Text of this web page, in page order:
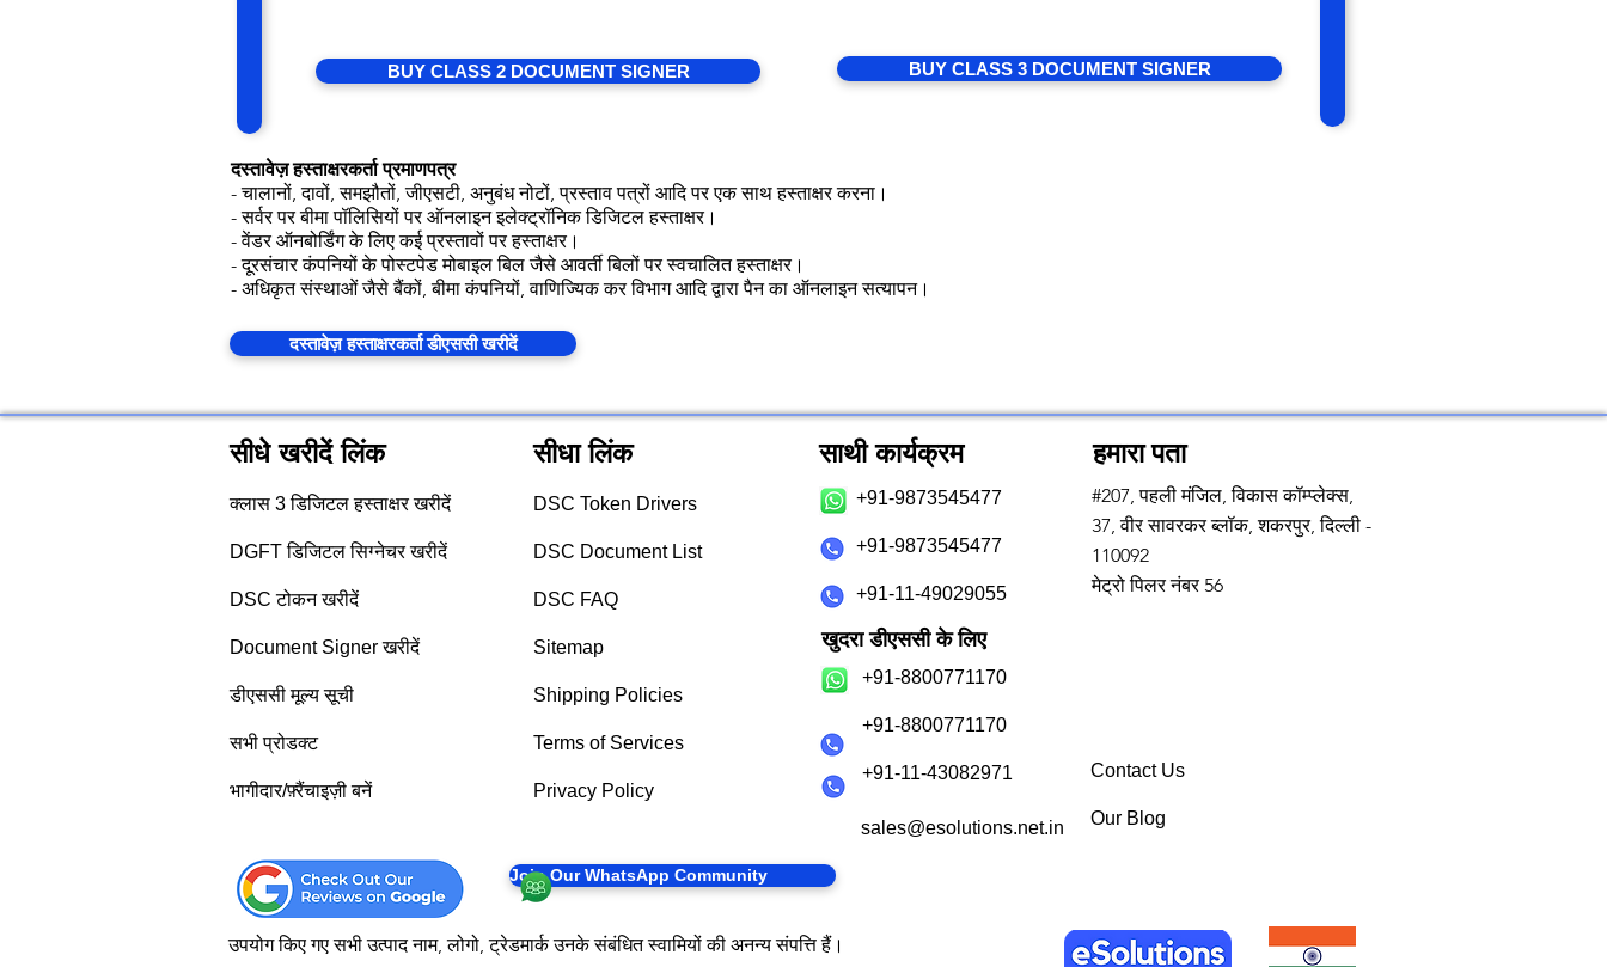
BUY CLASS 2 DOCUMENT SIGNER BUY CLASS 3 DOCUMENT SIGNER
दस्तावेज़ हस्ताक्षरकर्ता प्रमाणपत्र
- चालानों, दावों, समझौतों, जीएसटी, अनुबंध नोटों, प्रस्ताव पत्रों आदि पर एक साथ हस्ताक्षर करना।
- सर्वर पर बीमा पॉलिसियों पर ऑनलाइन इलेक्ट्रॉनिक डिजिटल हस्ताक्षर।
- वेंडर ऑनबोर्डिंग के लिए कई प्रस्तावों पर हस्ताक्षर।
- दूरसंचार कंपनियों के पोस्टपेड मोबाइल बिल जैसे आवर्ती बिलों पर स्वचालित हस्ताक्षर।
- अधिकृत संस्थाओं जैसे बैंकों, बीमा कंपनियों, वाणिज्यिक कर विभाग आदि द्वारा पैन का ऑनलाइन सत्यापन।
दस्तावेज़ हस्ताक्षरकर्ता डीएससी खरीदें
सीधे खरीदें लिंक
क्लास 3 डिजिटल हस्ताक्षर खरीदें
DGFT डिजिटल सिग्नेचर खरीदें
DSC टोकन खरीदें
Document Signer खरीदें
डीएससी मूल्य सूची
सभी प्रोडक्ट
भागीदार/फ़्रैंचाइज़ी बनें
सीधा लिंक
DSC Token Drivers
DSC Document List
DSC FAQ
Sitemap
Shipping Policies
Terms of Services
Privacy Policy
साथी कार्यक्रम
+91-9873545477
+91-9873545477
+91-11-49029055
खुदरा डीएससी के लिए
+91-8800771170
+91-8800771170
+91-11-43082971
sales@esolutions.net.in
हमारा पता
#207, पहली मंजिल, विकास कॉम्प्लेक्स,
37, वीर सावरकर ब्लॉक, शकरपुर, दिल्ली -
110092
मेट्रो पिलर नंबर 56
Contact Us
Our Blog
Join Our WhatsApp Community
उपयोग किए गए सभी उत्पाद नाम, लोगो, ट्रेडमार्क उनके संबंधित स्वामियों की अनन्य संपत्ति हैं।